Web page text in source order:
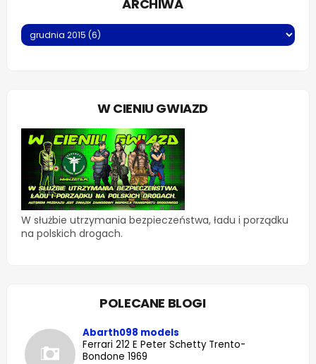
ARCHIWA
W CIENIU GWIAZD
W służbie utrzymania bezpieczeństwa, ładu i porządku
na polskich drogach.
POLECANE BLOGI
Abarth098 models
Ferrari 212 E Peter Schetty Trento-
Bondone 1969